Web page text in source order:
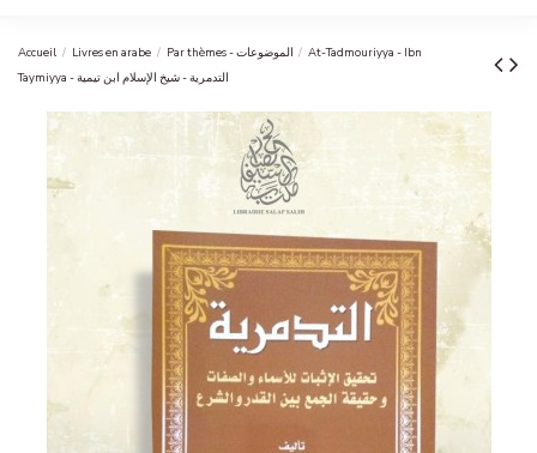
Accueil Livres en arabe Par thèmes - الموضوعات
At-Tadmouriyya - Ibn
Taymiyya - التدمرية - شيخ الإسلام ابن تيمية